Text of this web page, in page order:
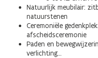
Natuurlijk meubilair:
natuurstenen
Ceremoniële
afscheidsceremonie
Paden en
verlichting…